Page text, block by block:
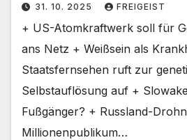
31. 10. 2025 FREIGEIST
+ US-Atomkraftwerk soll für
ans Netz + Weißsein als
Staatsfernsehen ruft zur
Selbstauflösung auf +
Fußgänger? + Russland-
Millionenpublikum…